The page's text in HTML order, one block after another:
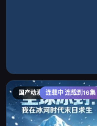
国产动漫 连载中 连载到16集